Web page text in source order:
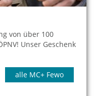
von über 100
Unser Geschenk
alle MC+ Fewo